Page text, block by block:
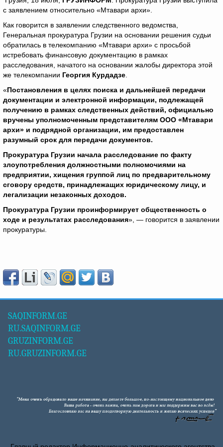
с заявлением относительно «Мтавари архи».
Как говорится в заявлении следственного ведомства,
Генеральная прокуратура Грузии на основании решения судьи
обратилась в телекомпанию «Мтавари архи» с просьбой
истребовать финансовую документацию в рамках
расследования, начатого на основании жалобы директора этой
же телекомпании Георгия Курдадзе
«Постановления в целях поиска и дальнейшей передачи
документации и электронной информации, подлежащей
получению в рамках следственных действий, официально
вручены уполномоченным представителям ООО «Мтавари
архи» и подрядной организации, им предоставлен
разумный срок для передачи документов.
Прокуратура Грузии начала расследование по факту
злоупотребления должностными полномочиями на
предприятии, хищения группой лиц по предварительному
сговору средств, принадлежащих юридическому лицу, и
легализации незаконных доходов.
Прокуратура Грузии проинформирует общественность о
ходе и результатах расследования», — говорится в заявлении
прокуратуры.
SAQINFORM.GE
RU.SAQINFORM.GE
GRUZINFORM.GE
RU.GRUZINFORM.GE